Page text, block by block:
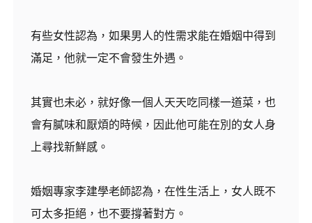
有些女性認為，如果男人的性需求能在婚姻中得到
滿足，他就一定不會發生外遇。
其實也未必，就好像一個人天天吃同樣一道菜，也
會有膩味和厭煩的時候，因此他可能在別的女人身
上尋找新鮮感。
婚姻專家李建學老師認為，在性生活上，女人既不
可太多拒絕，也不要撐著對方。